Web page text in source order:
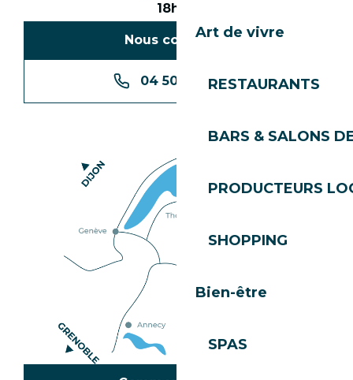
Art de vivre
RESTAURANTS
BARS & SALONS
PRODUCTEURS
SHOPPING
Bien-être
SPAS
18h30
Nous contacter
04 50 74 74 74